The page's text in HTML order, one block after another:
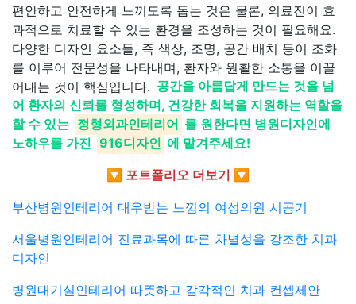
편안하고 안전하게 느끼도록 돕는 것은 물론, 의료진이 효
과적으로 치료할 수 있는 환경을 조성하는 것이 필요해요.
다양한 디자인 요소들, 즉 색상, 조명, 공간 배치 등이 조화
를 이루어 전문성을 나타내며, 환자와 원활한 소통을 이끌
어내는 것이 핵심입니다. 공간을 아름답게 만드는 것을 넘
어 환자의 신뢰를 형성하며, 건강한 회복을 지원하는 역할을
할 수 있는 정형외과인테리어 를 원한다면 병원디자인에
노하우를 가진 916디자인 에 맡겨주세요!
🔽 포트폴리오 더보기 🔽
부산병원인테리어 대우받는 느낌의 여성의원 시공기
서울병원인테리어 진료과목에 따른 차별성을 강조한 치과
디자인
병원대기실인테리어 따뜻하고 감각적인 치과 컨셉제안